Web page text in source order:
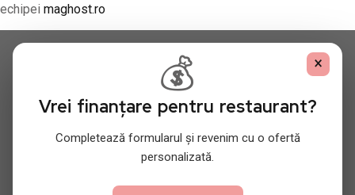
echipei maghost.ro
×
💰
Vrei finanțare pentru restaurant?
Completează formularul și revenim cu o ofertă
personalizată.